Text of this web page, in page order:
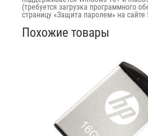
(требуется загрузка программного
страницу «Защита паролем» на сайте
Похожие товары